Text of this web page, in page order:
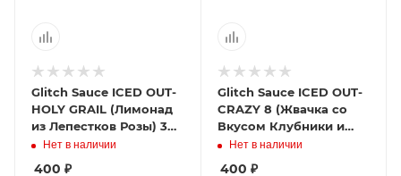
Glitch Sauce ICED OUT-
HOLY GRAIL (Лимонад
из Лепестков Розы) 30
млНет в наличии
400 ₽
Glitch Sauce ICED OUT-
CRAZY 8 (Жвачка со
Вкусом Клубники и
Банана) 30 мл
Нет в наличии
400 ₽